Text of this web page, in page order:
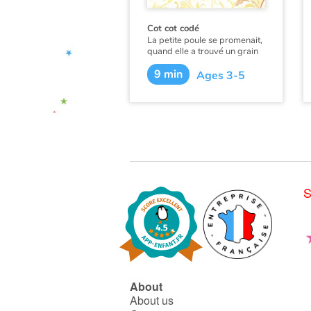
Cot cot codé
La petite poule se promenait,
quand elle a trouvé un grain
de blé.
Qui l’aidera à le semer ?
9 min Ages 3-5
About
About us